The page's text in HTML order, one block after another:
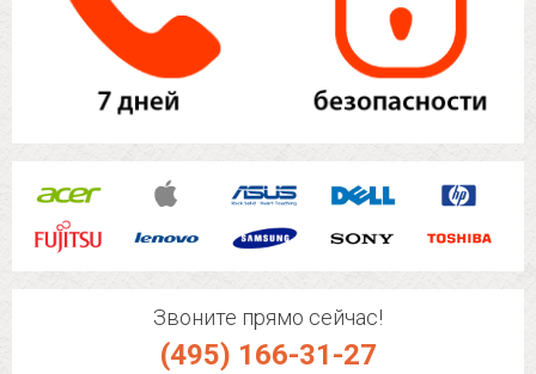
Звоните прямо сейчас!
(495) 166-31-27